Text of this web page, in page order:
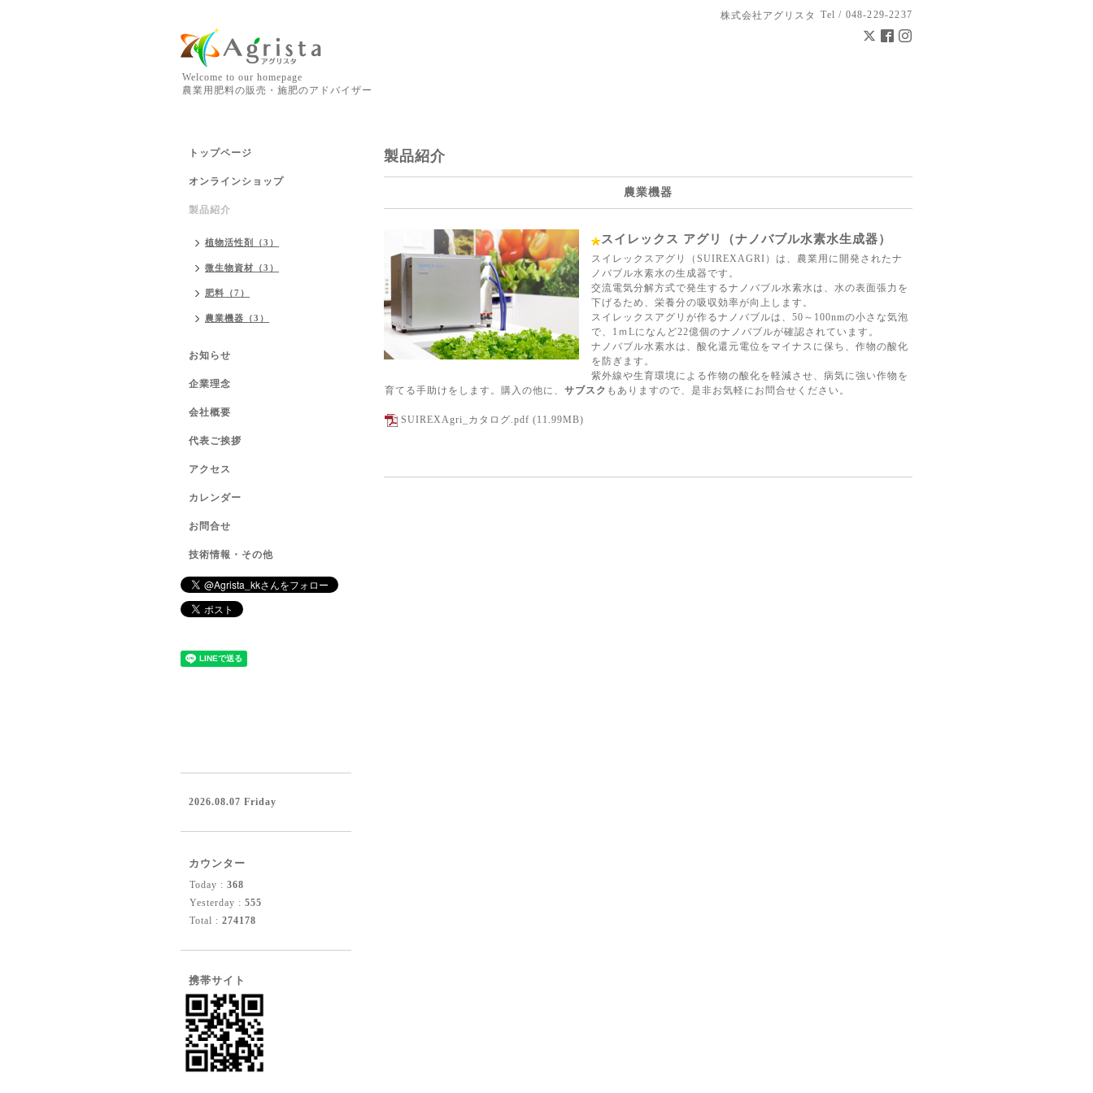
株式会社アグリスタ Tel / 048-229-2237
Welcome to our homepage
農業用肥料の販売・施肥のアドバイザー
製品紹介
農業機器
スイレックス アグリ（ナノバブル水素水生成器）
スイレックスアグリ（SUIREXAGRI）は、農業用に開発されたナ
ノバブル水素水の生成器です。
交流電気分解方式で発生するナノバブル水素水は、水の表面張力を
下げるため、栄養分の吸収効率が向上します。
スイレックスアグリが作るナノバブルは、50～100nmの小さな気泡
で、1ｍLになんど22億個のナノバブルが確認されています。
ナノバブル水素水は、酸化還元電位をマイナスに保ち、作物の酸化
を防ぎます。
紫外線や生育環境による作物の酸化を軽減させ、病気に強い作物を
育てる手助けをします。購入の他に、 サブスク もありますので、是非お気軽にお問合せください。
SUIREXAgri_カタログ.pdf (11.99MB)
トップページ
オンラインショップ
製品紹介
植物活性剤（3）
微生物資材（3）
肥料（7）
農業機器（3）
お知らせ
企業理念
会社概要
代表ご挨拶
アクセス
カレンダー
お問合せ
技術情報・その他
2026.08.07 Friday
カウンター
Today : 368
Yesterday : 555
Total : 274178
携帯サイト